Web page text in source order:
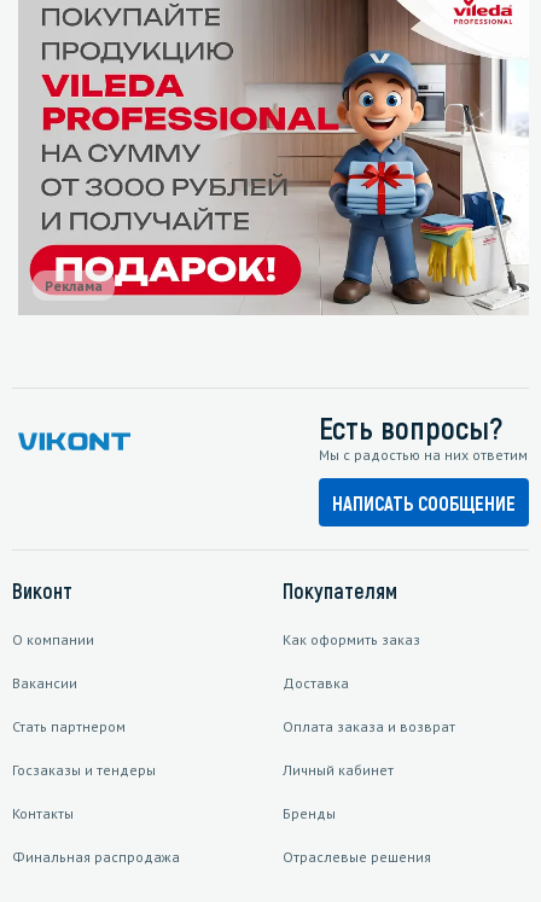
Реклама
Есть вопросы?
Мы с радостью на них ответим
НАПИСАТЬ СООБЩЕНИЕ
Виконт
О компании
Вакансии
Стать партнером
Госзаказы и тендеры
Контакты
Финальная распродажа
Покупателям
Как оформить заказ
Доставка
Оплата заказа и возврат
Личный кабинет
Бренды
Отраслевые решения